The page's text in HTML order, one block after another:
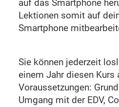
auf das Smartphone
Lektionen somit auf
Smartphone
Sie können jederzeit
einem Jahr diesen Kurs
Voraussetzungen:
Umgang mit der EDV,